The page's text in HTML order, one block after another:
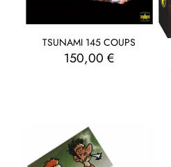
TSUNAMI 145 COUPS
150,00€